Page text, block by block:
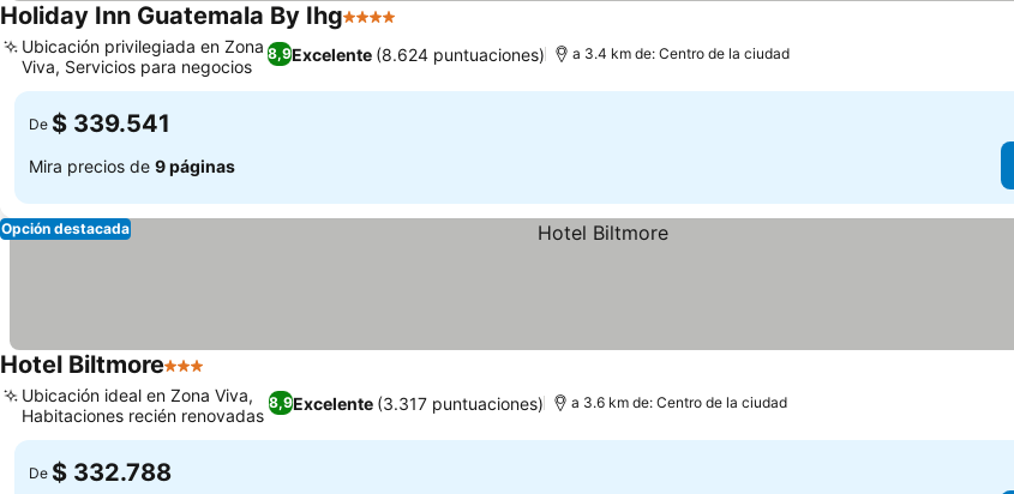
Holiday Inn Guatemala By Ihg4 Estrellas
8,9Excelente (8.624 puntuaciones)
Ubicación privilegiada en Zona
Viva, Servicios para negocios
a 3.4 km de: Centro de la ciudad
De $ 339.541
Mira precios de 9 páginas
Opción destacada
Hotel Biltmore3 Estrellas
8,9Excelente (3.317 puntuaciones)
Ubicación ideal en Zona Viva,
Habitaciones recién renovadas
a 3.6 km de: Centro de la ciudad
De $ 332.788